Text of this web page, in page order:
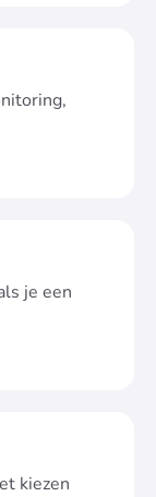
je een
kiezen